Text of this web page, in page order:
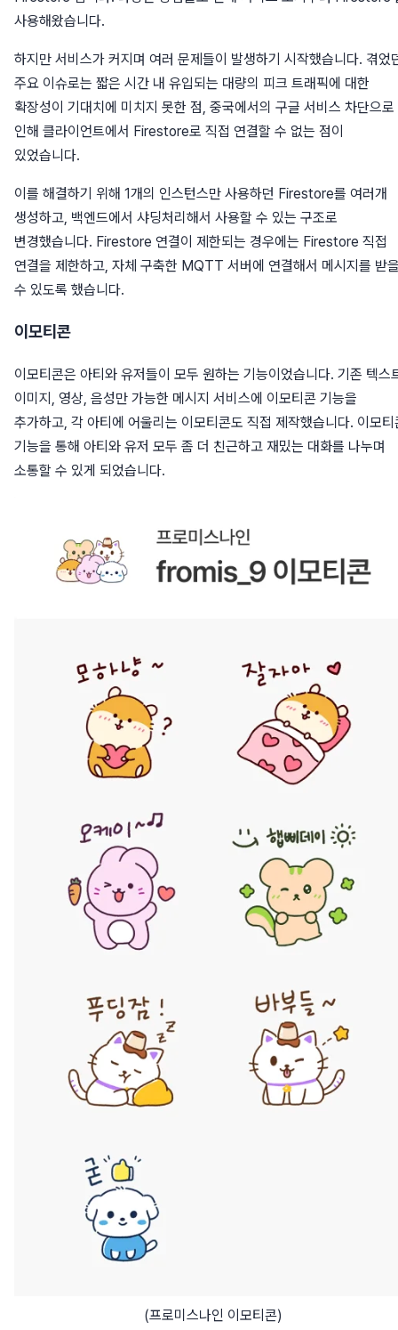
사용해왔습니다.
하지만 서비스가 커지며 여러 문제들이 발생하기 시작했습니다. 겪었
주요 이슈로는 짧은 시간 내 유입되는 대량의 피크 트래픽에 대한
확장성이 기대치에 미치지 못한 점, 중국에서의 구글 서비스 차단으로
인해 클라이언트에서 Firestore로 직접 연결할 수 없는 점이
있었습니다.
이를 해결하기 위해 1개의 인스턴스만 사용하던 Firestore를 여러개
생성하고, 백엔드에서 샤딩처리해서 사용할 수 있는 구조로
변경했습니다. Firestore 연결이 제한되는 경우에는 Firestore 직접
연결을 제한하고, 자체 구축한 MQTT 서버에 연결해서 메시지를 받
수 있도록 했습니다.
이모티콘
이모티콘은 아티와 유저들이 모두 원하는 기능이었습니다. 기존 텍스
이미지, 영상, 음성만 가능한 메시지 서비스에 이모티콘 기능을
추가하고, 각 아티에 어울리는 이모티콘도 직접 제작했습니다. 이모티
기능을 통해 아티와 유저 모두 좀 더 친근하고 재밌는 대화를 나누며
소통할 수 있게 되었습니다.
(프로미스나인 이모티콘)